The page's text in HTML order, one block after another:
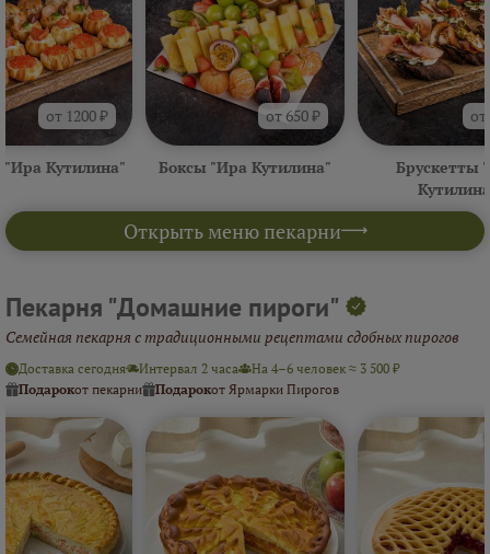
Открыть меню пекарни
от 1200 ₽
"Ира Кутилина"
от 650 ₽
Боксы "Ира Кутилина"
Брускетты
Пекарня "Домашние пироги"
Семейная пекарня с традиционными рецептами сдобных пирогов
Доставка сегодня Интервал 2 часа
На 4–6 человек ≈ 3 500 ₽
Подарокот пекарни Подарокот Ярмарки Пирогов